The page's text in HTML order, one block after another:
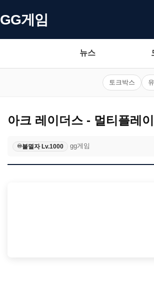
GG게임
뉴스
토크박스
아크 레이더스 - 멀티플레
♾️불멸자 Lv.1000 gg게임